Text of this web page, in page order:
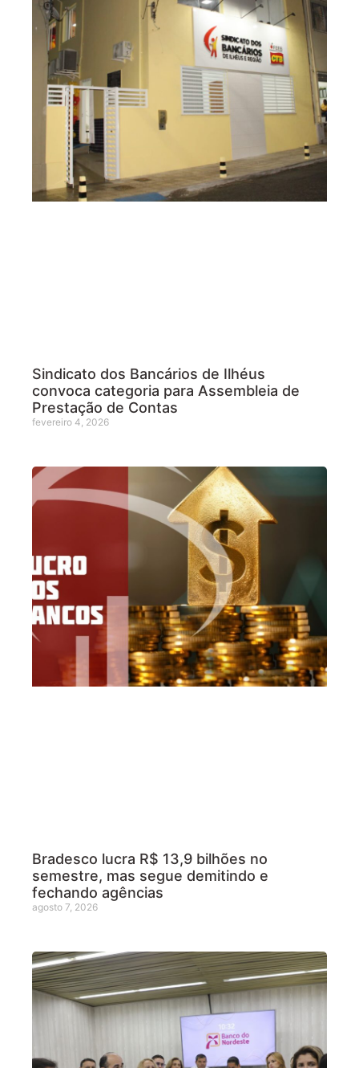
Sindicato dos Bancários de Ilhéus
convoca categoria para Assembleia de
Prestação de Contas
fevereiro 4, 2026
Bradesco lucra R$ 13,9 bilhões no
semestre, mas segue demitindo e
fechando agências
agosto 7, 2026